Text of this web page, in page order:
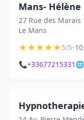
Mans-
27 Rue des Marais
Le Mans
★★★★★5/5•
📞+33677215331 🌐